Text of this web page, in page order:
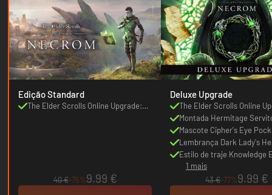
Edição Standard
The Elder Scrolls Online Upgrade:
40 €-75%9.99 €
Deluxe Upgrade
The Elder Scrolls Online
Necrom
Montada Hermitage
Mascote Cipher's Eye
Watcher
Lembrança Dark Lady's
Estilo de traje Knowledge
Armor
1 mais
43 €-77%9.99 €